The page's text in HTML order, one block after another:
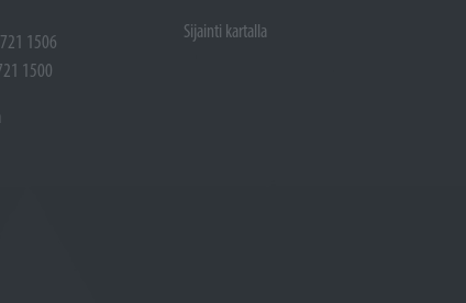
1506
1500
Sijainti kartalla